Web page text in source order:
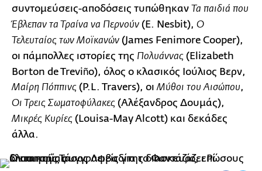
συντομεύσεις-αποδόσεις τυπώθηκαν Τα παιδιά που
Έβλεπαν τα Τραίνα να Περνούν (E. Nesbit), Ο
Τελευταίος των Μοϊκανών (James Fenimore Cooper),
οι πάμπολλες ιστορίες της Πολυάννας (Elizabeth
Borton de Treviño), όλος ο κλασικός Ιούλιος Βερν,
Μαίρη Πόππινς (P.L. Travers), οιΜύθοι του Αισώπου,
Οι Τρεις Σωματοφύλακες (Αλέξανδρος Δουμάς),
Μικρές Κυρίες (Louisa-May Alcott) και δεκάδες
άλλα.